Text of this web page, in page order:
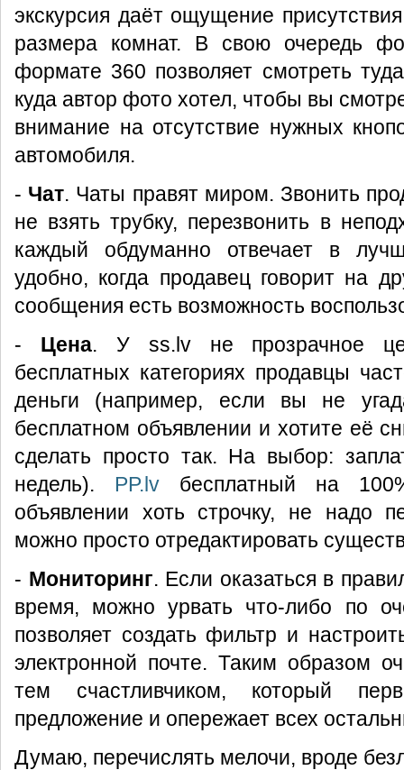
экскурсия даёт ощущение
размера комнат. В свою очередь
формате 360 позволяет смотреть
куда автор фото хотел, чтобы вы
внимание на отсутствие нужных
автомобиля.
- Чат. Чаты правят миром. Звонить
не взять трубку, перезвонить в
каждый обдуманно отвечает в
удобно, когда продавец говорит на
сообщения есть возможность
- Цена. У ss.lv не прозрачное
бесплатных категориях продавцы
деньги (например, если вы не
бесплатном объявлении и хотите её
сделать просто так. На выбор:
недель). PP.lv бесплатный на
объявлении хоть строчку, не надо
можно просто отредактировать
- Мониторинг. Если оказаться в
время, можно урвать что-либо по
позволяет создать фильтр и
электронной почте. Таким образом
тем счастливчиком, который
предложение и опережает всех
Думаю, перечислять мелочи, вроде